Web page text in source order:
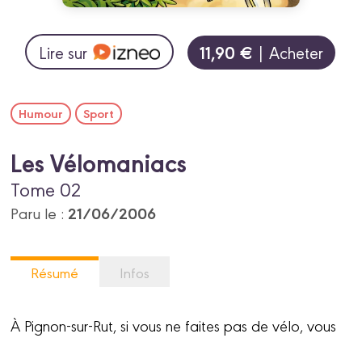
Lire sur 11,90 € | Acheter
Humour Sport
Les Vélomaniacs
Tome 02
Paru le : 21/06/2006
Résumé Infos
À Pignon-sur-Rut, si vous ne faites pas de vélo, vous